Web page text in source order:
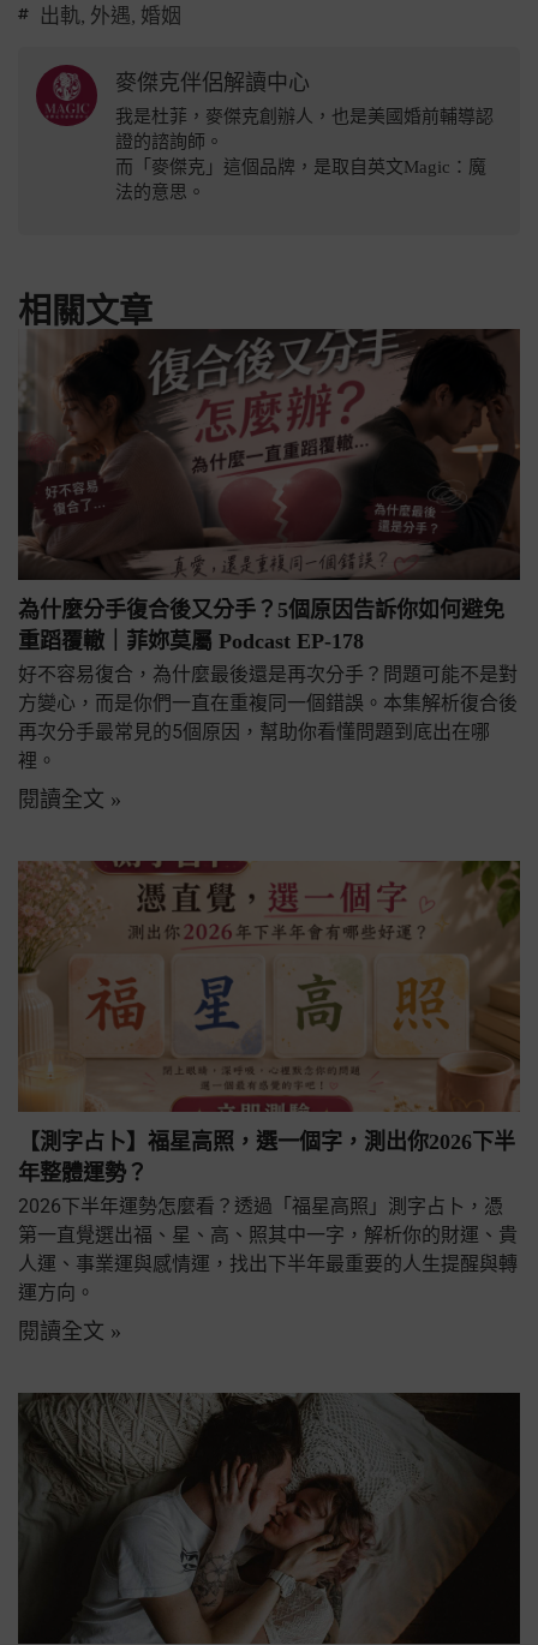
出軌, 外遇, 婚姻
麥傑克伴侶解讀中心
我是杜菲，麥傑克創辦人，也是美國婚前輔導認
證的諮詢師。
而「麥傑克」這個品牌，是取自英文Magic：魔
法的意思。
相關文章
為什麼分手復合後又分手？5個原因告訴你如何避免
重蹈覆轍｜菲妳莫屬 Podcast EP-178
好不容易復合，為什麼最後還是再次分手？問題可能不是對
方變心，而是你們一直在重複同一個錯誤。本集解析復合後
再次分手最常見的5個原因，幫助你看懂問題到底出在哪
裡。
閱讀全文 »
【測字占卜】福星高照，選一個字，測出你2026下半
年整體運勢？
2026下半年運勢怎麼看？透過「福星高照」測字占卜，憑
第一直覺選出福、星、高、照其中一字，解析你的財運、貴
人運、事業運與感情運，找出下半年最重要的人生提醒與轉
運方向。
閱讀全文 »